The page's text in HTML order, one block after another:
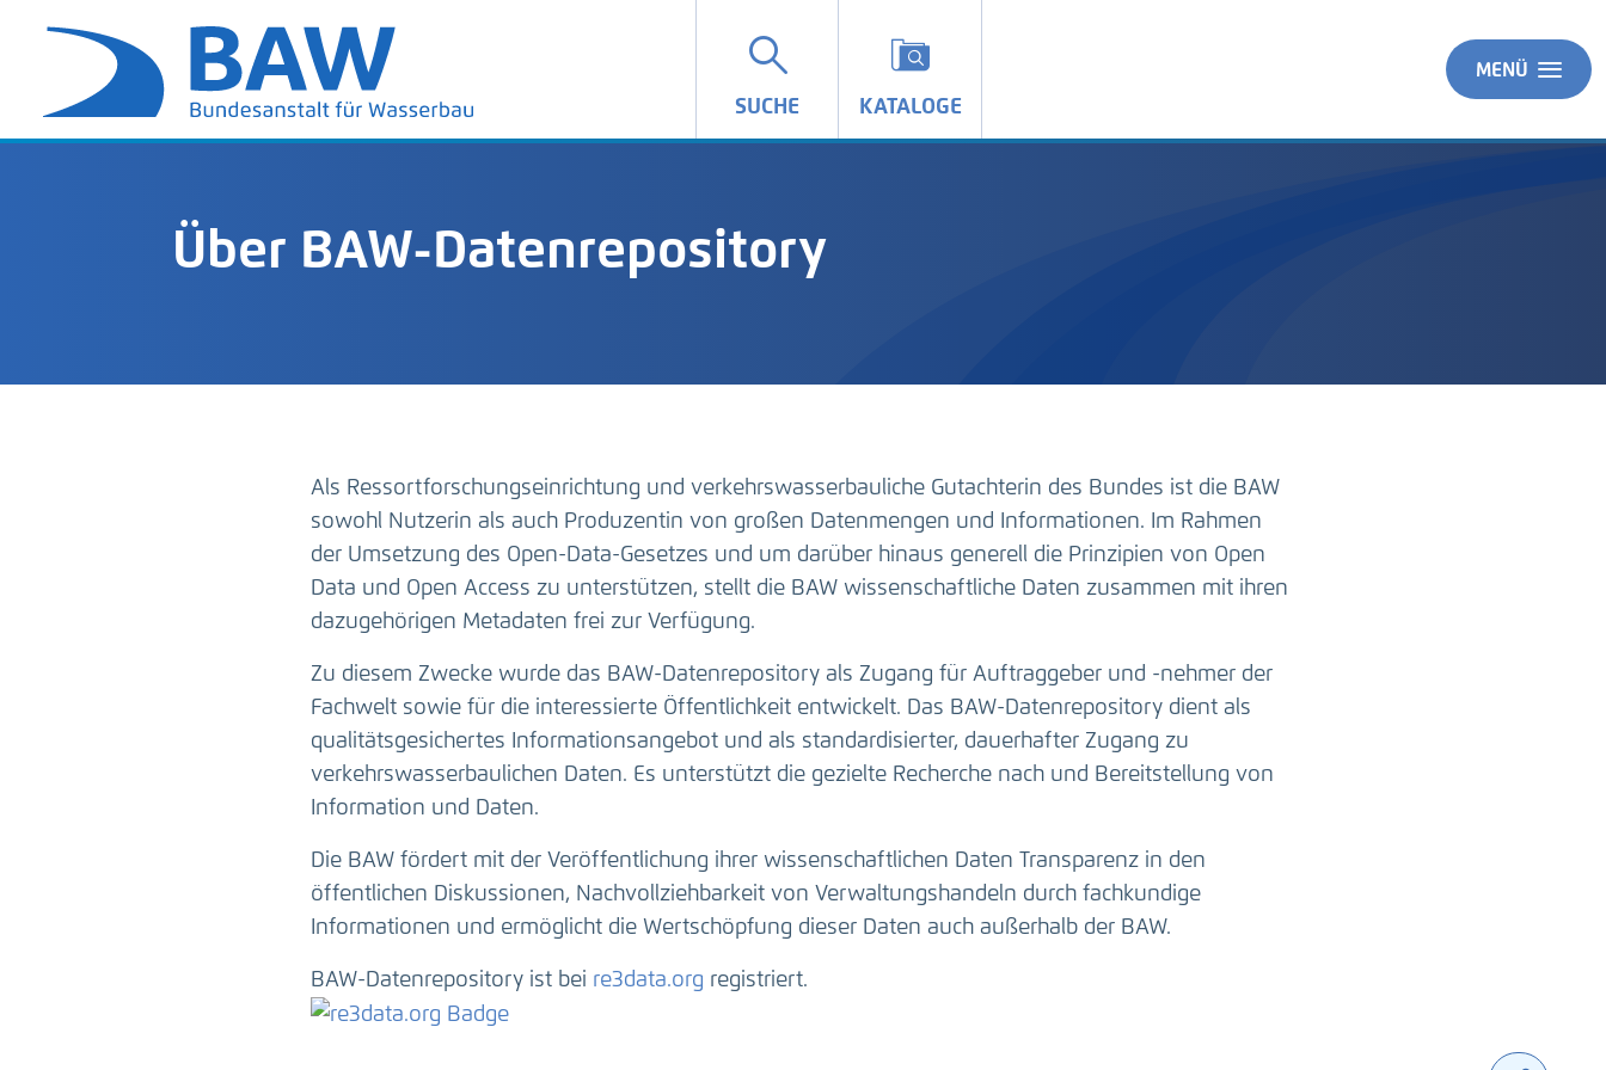
SUCHE KATALOGE
MENÜ
Über BAW-Datenrepository
Als Ressortforschungseinrichtung und verkehrswasserbauliche Gutachterin des Bundes ist die BAW
sowohl Nutzerin als auch Produzentin von großen Datenmengen und Informationen. Im Rahmen
der Umsetzung des Open-Data-Gesetzes und um darüber hinaus generell die Prinzipien von Open
Data und Open Access zu unterstützen, stellt die BAW wissenschaftliche Daten zusammen mit ihren
dazugehörigen Metadaten frei zur Verfügung.
Zu diesem Zwecke wurde das BAW-Datenrepository als Zugang für Auftraggeber und -nehmer der
Fachwelt sowie für die interessierte Öffentlichkeit entwickelt. Das BAW-Datenrepository dient als
qualitätsgesichertes Informationsangebot und als standardisierter, dauerhafter Zugang zu
verkehrswasserbaulichen Daten. Es unterstützt die gezielte Recherche nach und Bereitstellung von
Information und Daten.
Die BAW fördert mit der Veröffentlichung ihrer wissenschaftlichen Daten Transparenz in den
öffentlichen Diskussionen, Nachvollziehbarkeit von Verwaltungshandeln durch fachkundige
Informationen und ermöglicht die Wertschöpfung dieser Daten auch außerhalb der BAW.
BAW-Datenrepository ist bei re3data.org registriert.